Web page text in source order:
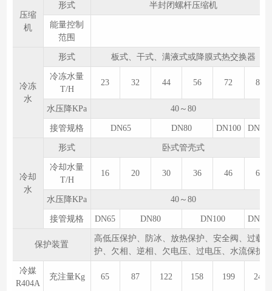
压缩
机
形式 半封闭螺杆压缩机
能量控制
范围
冷冻
水
形式 板式、干式、满液式或降膜式热交换器
冷冻水量
T/H
23 32 44 56 72 83
水压降KPa 40～80
接管规格 DN65 DN80 DN100 DN125
冷却
水
形式 卧式管壳式
冷却水量
T/H
16 20 30 36 46 60
水压降KPa 40～80
接管规格 DN65 DN80 DN100 DN125
保护装置
高低压保护、防冰、放热保护、安全阀、过载保
护、欠相、逆相、欠电压、过电压、水流保护等
冷媒
R404A
充注量Kg 65 87 122 158 199 240